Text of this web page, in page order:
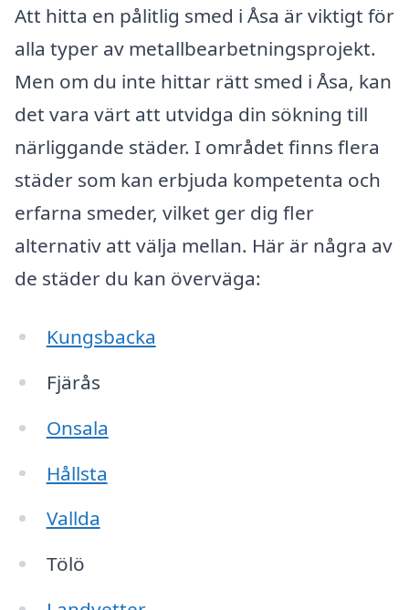
Att hitta en pålitlig smed i Åsa är viktigt för
alla typer av metallbearbetningsprojekt.
Men om du inte hittar rätt smed i Åsa, kan
det vara värt att utvidga din sökning till
närliggande städer. I området finns flera
städer som kan erbjuda kompetenta och
erfarna smeder, vilket ger dig fler
alternativ att välja mellan. Här är några av
de städer du kan överväga:
Kungsbacka
Fjärås
Onsala
Hållsta
Vallda
Tölö